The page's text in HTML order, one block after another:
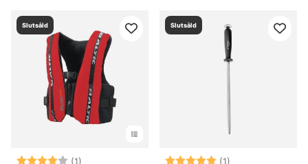
Slutsåld
Betyg: (1)
4.0 utav 5 stjärnor
Slutsåld
Betyg: (1)